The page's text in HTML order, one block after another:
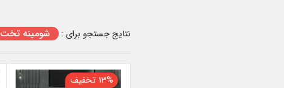
نتایج جستجو برای : شومینه تخت
13% تخفیف